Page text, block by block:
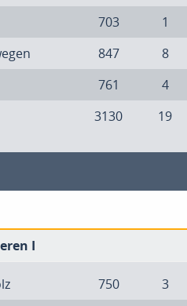
703
1
847
8
761
4
3130 19
I
750
3